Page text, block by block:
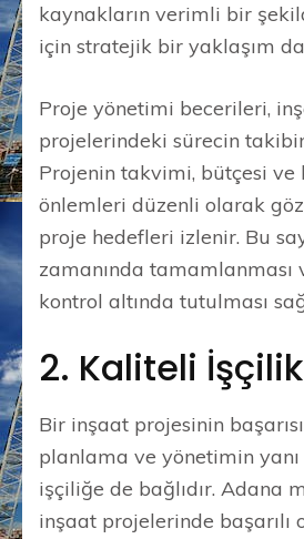
kaynakların verimli bir
için stratejik bir yaklaşım
Proje yönetimi becerileri,
projelerindeki sürecin
Projenin takvimi, bütçesi ve
önlemleri düzenli olarak
proje hedefleri izlenir. Bu
zamanında
kontrol altında tutulması
2. Kaliteli İşçilik
Bir inşaat projesinin
planlama ve yönetimin
işçiliğe de bağlıdır. Adana
inşaat projelerinde başarılı